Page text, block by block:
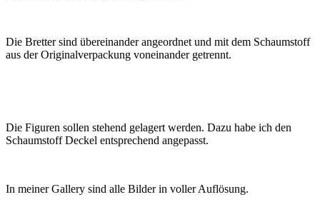
Die Bretter sind übereinander angeordnet und mit dem Schaumstoff
aus der Originalverpackung voneinander getrennt.
Die Figuren sollen stehend gelagert werden. Dazu habe ich den
Schaumstoff Deckel entsprechend angepasst.
In meiner Gallery sind alle Bilder in voller Auflösung.